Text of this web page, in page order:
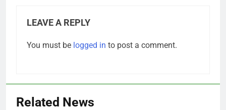
LEAVE A REPLY
You must be logged in to post a comment.
Related News